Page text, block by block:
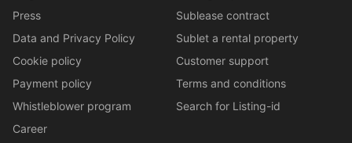
Press
Data and Privacy Policy
Cookie policy
Payment policy
Whistleblower program
Career
Sublease contract
Sublet a rental property
Customer support
Terms and conditions
Search for Listing-id